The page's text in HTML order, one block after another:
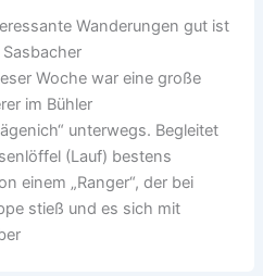
Wanderungen gut ist
Woche war eine große
im Bühler
unterwegs. Begleitet
(Lauf) bestens
einem „Ranger“, der bei
stieß und es sich mit